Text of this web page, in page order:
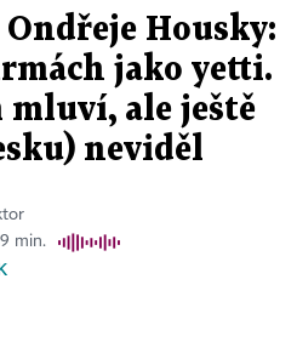
Housky:
jako yetti.
mluví, ale ještě
neviděl
min.